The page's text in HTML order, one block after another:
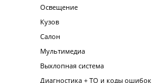
Освещение
Кузов
Салон
Мультимедиа
Выхлопная система
Диагностика + ТО и коды ошибок